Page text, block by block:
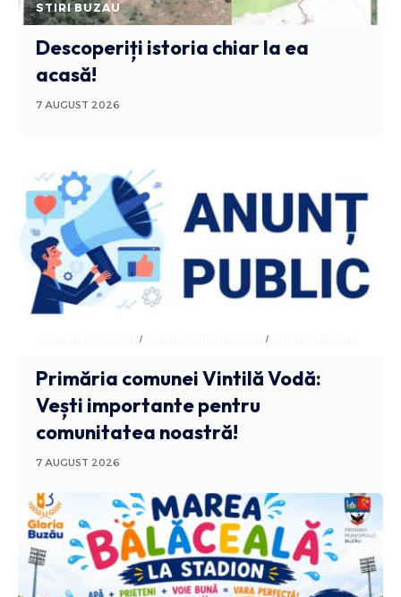
STIRI BUZAU
Descoperiți istoria chiar la ea
acasă!
7 AUGUST 2026
ADMINISTRATIV ANUNTURI BUZAU
Primăria comunei Vintilă Vodă:
Vești importante pentru
comunitatea noastră!
7 AUGUST 2026